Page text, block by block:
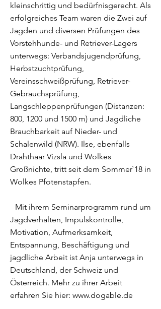
kleinschrittig und bedürfnisgerecht. Als
erfolgreiches Team waren die Zwei auf
Jagden und diversen Prüfungen des
Vorstehhunde- und Retriever-Lagers
unterwegs: Verbandsjugendprüfung,
Herbstzuchtprüfung,
Vereinsschweißprüfung, Retriever-
Gebrauchsprüfung,
Langschleppenprüfungen (Distanzen:
800, 1200 und 1500 m) und Jagdliche
Brauchbarkeit auf Nieder- und
Schalenwild (NRW). Ilse, ebenfalls
Drahthaar Vizsla und Wolkes
Großnichte, tritt seit dem Sommer`18 in
Wolkes Pfotenstapfen.
Mit ihrem Seminarprogramm rund um
Jagdverhalten, Impulskontrolle,
Motivation, Aufmerksamkeit,
Entspannung, Beschäftigung und
jagdliche Arbeit ist Anja unterwegs in
Deutschland, der Schweiz und
Österreich. Mehr zu ihrer Arbeit
erfahren Sie hier: www.dogable.de